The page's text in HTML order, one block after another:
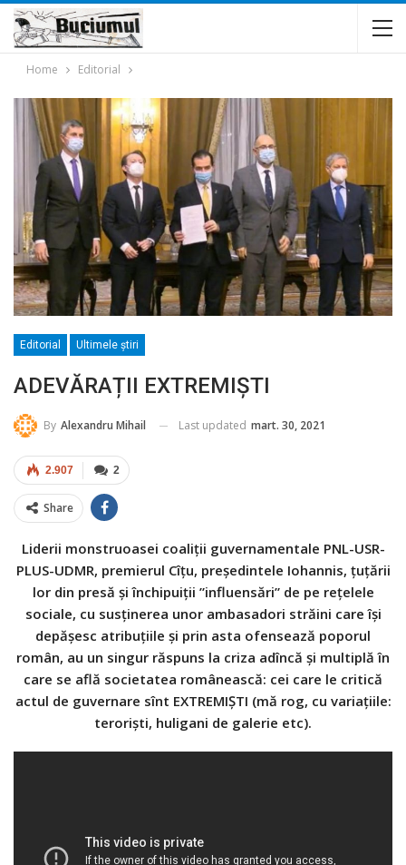
Home Editorial
Editorial Ultimele ştiri
ADEVĂRAȚII EXTREMIȘTI
By Alexandru Mihail Last updated mart. 30, 2021
2
2.907
Share
Liderii monstruoasei coaliții guvernamentale PNL-USR-
PLUS-UDMR, premierul Cîțu, președintele Iohannis, țuțării
lor din presă și închipuiții ”influensări” de pe rețelele
sociale, cu susținerea unor ambasadori străini care își
depășesc atribuțiile și prin asta ofensează poporul
român, au un singur răspuns la criza adîncă și multiplă în
care se află societatea românească: cei care le critică
actul de guvernare sînt EXTREMIȘTI (mă rog, cu variațiile:
teroriști, huligani de galerie etc).